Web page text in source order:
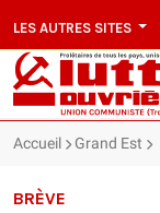
LES AUTRES SITES
Accueil Grand Est
BRÈVE